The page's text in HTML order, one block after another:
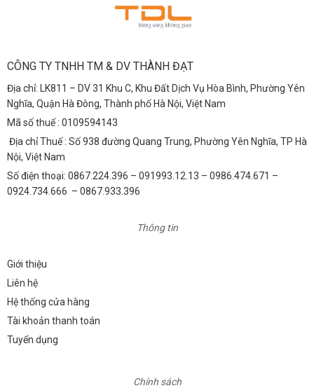
CÔNG TY TNHH TM & DV THÀNH ĐẠT
Địa chỉ: LK811 – DV 31 Khu C, Khu Đất Dịch Vụ Hòa Bình, Phường Yên
Nghĩa, Quận Hà Đông, Thành phố Hà Nội, Việt Nam
Mã số thuế : 0109594143
Địa chỉ Thuế : Số 938 đường Quang Trung, Phường Yên Nghĩa, TP Hà
Nội, Việt Nam
Số điện thoại: 0867.224.396 – 091993.12.13 – 0986.474.671 –
0924.734.666 – 0867.933.396
Thông tin
Giới thiệu
Liên hệ
Hệ thống cửa hàng
Tài khoản thanh toán
Tuyển dụng
Chính sách